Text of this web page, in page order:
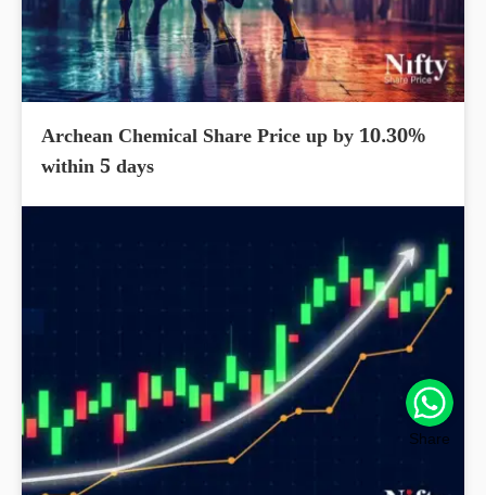
Archean Chemical Share Price up by 10.30%
within 5 days
Share